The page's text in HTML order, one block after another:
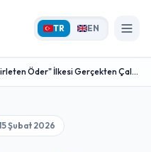
TR EN
Öder" İlkesi Gerçekten Çal...
Şubat 2026